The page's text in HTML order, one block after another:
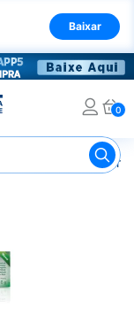
Baixar
0
Pasta de Dente